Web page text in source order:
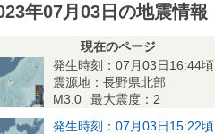
年07月03日の地震情報
現在のページ
発生時刻：07月03日16:44頃
震源地：長野県北部
M3.0
最大震度：2
発生時刻：07月03日15:22頃